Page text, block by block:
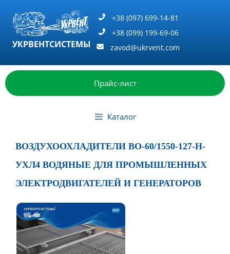
содержимому
УКРВЕНТСИСТЕМЫ
+38 (097) 699-14-81
+38 (099) 199-69-06
zavod@ukrvent.com
Прайс-лист
Каталог
ВОЗДУХООХЛАДИТЕЛИ ВО-60/1550-127-Н-
УХЛ4 ВОДЯНЫЕ ДЛЯ ПРОМЫШЛЕННЫХ
ЭЛЕКТРОДВИГАТЕЛЕЙ И ГЕНЕРАТОРОВ